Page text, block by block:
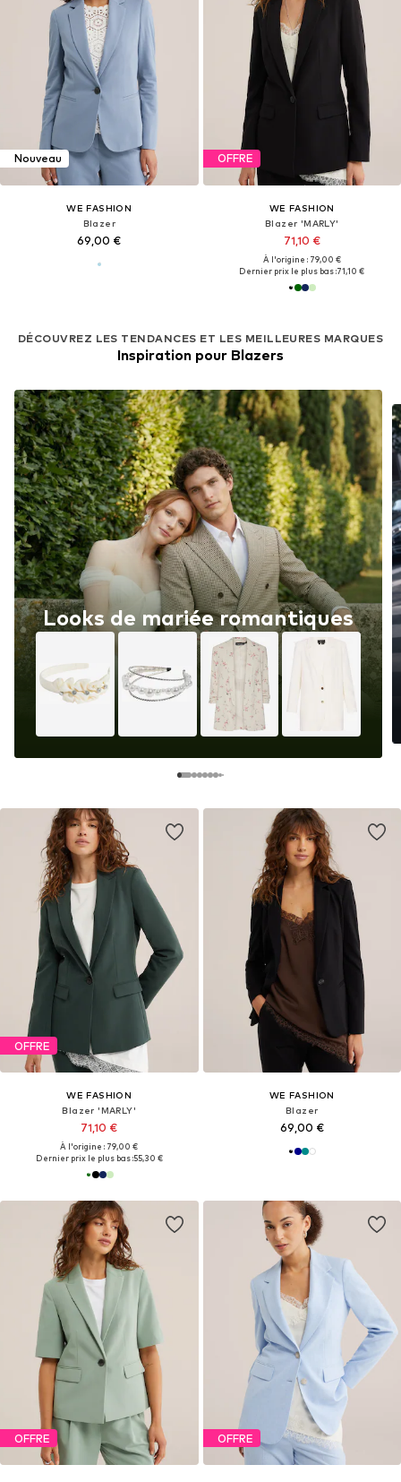
Nouveau
WE FASHION
Blazer
69,00 €
DÉCOUVREZ LES TENDANCES ET LES MEILLEURES MARQUES
Inspiration pour Blazers
Looks de mariée romantiques
OFFRE
WE FASHION
Blazer 'MARLY'
71,10 €
À l'origine : 79,00 €
Dernier prix le plus bas :71,10 €
OFFRE
WE FASHION
Blazer 'MARLY'
71,10 €
À l'origine : 79,00 €
Dernier prix le plus bas :55,30 €
WE FASHION
Blazer
69,00 €
OFFRE OFFRE